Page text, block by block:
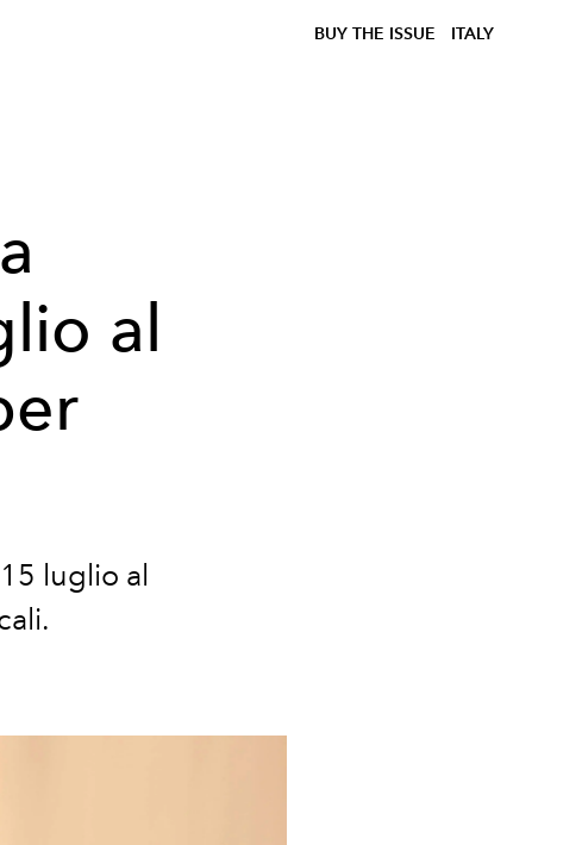
BUY THE ISSUE ITALY
al
luglio al